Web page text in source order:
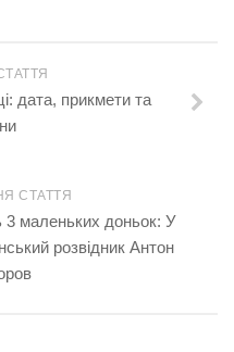
дата, прикмети та
СТАТТЯ
маленьких доньок: У
розвідник Антон